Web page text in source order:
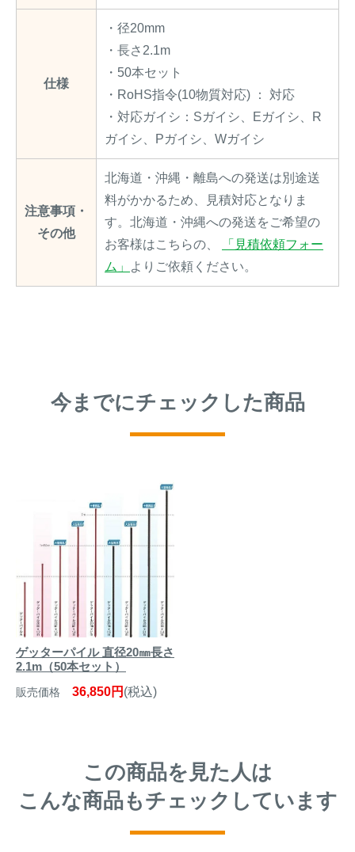
仕様
・径20mm
・長さ2.1m
・50本セット
・RoHS指令(10物質対応) ： 対応
・対応ガイシ：Sガイシ、Eガイシ、R
ガイシ、Pガイシ、Wガイシ
注意事項・
その他
北海道・沖縄・離島への発送は別途送
料がかかるため、見積対応となりま
す。北海道・沖縄への発送をご希望の
お客様はこちらの、
「見積依頼フォー
ム」
よりご依頼ください。
今までにチェックした商品
ゲッターパイル 直径20㎜長さ
2.1m（50本セット）
販売価格 36,850円 (税込)
この商品を見た人は
こんな商品もチェックしています